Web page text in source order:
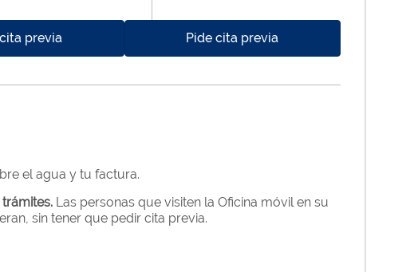
previa Pide cita previa
el agua y tu factura.
Las personas que visiten la Oficina móvil en su
sin tener que pedir cita previa.